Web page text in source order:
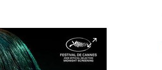
이
미